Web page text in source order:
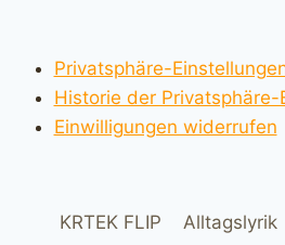
Privatsphäre-
Historie der Privatsphäre-
Einwilligungen widerrufen
KRTEK FLIP Alltagslyrik